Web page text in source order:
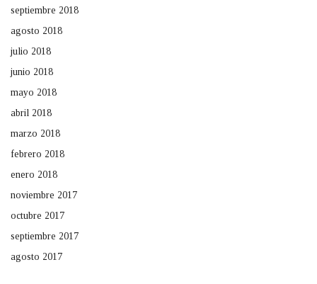
septiembre 2018
agosto 2018
julio 2018
junio 2018
mayo 2018
abril 2018
marzo 2018
febrero 2018
enero 2018
noviembre 2017
octubre 2017
septiembre 2017
agosto 2017